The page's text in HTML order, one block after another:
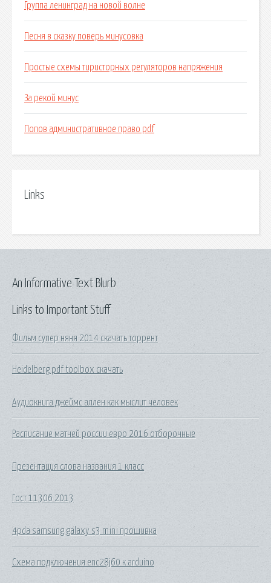
Группа ленинград на новой волне
Песня в сказку поверь минусовка
Простые схемы тиристорных регуляторов напряжения
За рекой минус
Попов административное право pdf
Links
Links to Important Stuff
Фильм супер няня 2014 скачать торрент
Heidelberg pdf toolbox скачать
Аудиокнига джеймс аллен как мыслит человек
Расписание матчей россии евро 2016 отборочные
Презентация слова названия 1 класс
Гост 11306 2013
4pda samsung galaxy s3 mini прошивка
Схема подключения enc28j60 к arduino
An Informative Text Blurb